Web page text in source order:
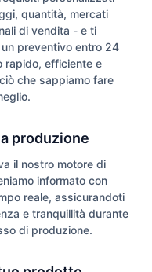
quantità, mercati
di vendita - e ti
preventivo entro 24
rapido, efficiente e
che sappiamo fare
produzione
il nostro motore di
informato con
reale, assicurandoti
e tranquillità durante
di produzione.